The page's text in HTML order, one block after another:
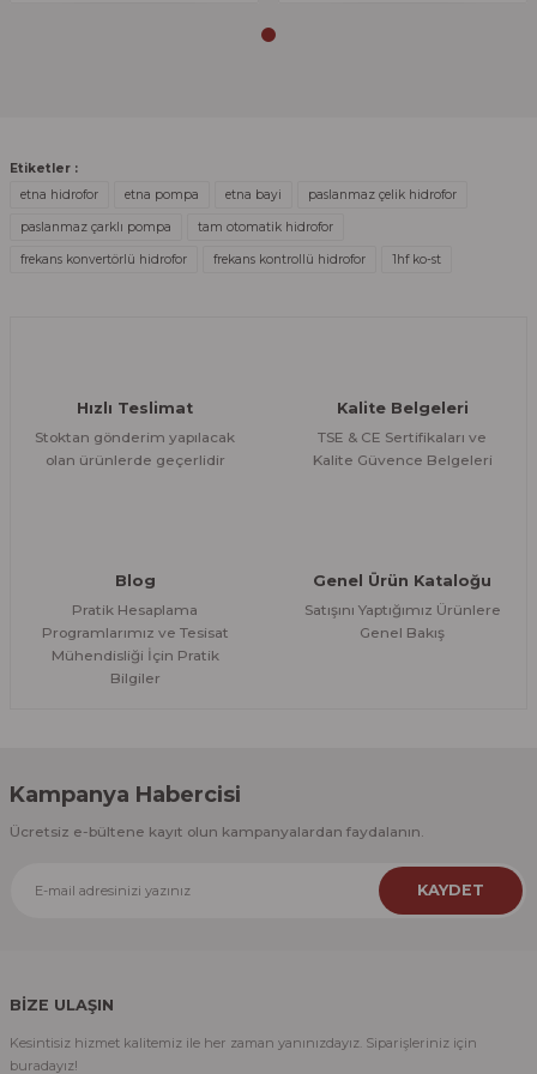
Etiketler :
etna hidrofor
etna pompa etna bayi paslanmaz çelik hidrofor
paslanmaz çarklı pompa tam otomatik hidrofor
frekans konvertörlü hidrofor frekans kontrollü hidrofor 1hf ko-st
Hızlı Teslimat
Stoktan gönderim yapılacak
olan ürünlerde geçerlidir
Kalite Belgeleri
TSE & CE Sertifikaları ve
Kalite Güvence Belgeleri
Blog
Pratik Hesaplama
Programlarımız ve Tesisat
Mühendisliği İçin Pratik
Bilgiler
Genel Ürün Kataloğu
Satışını Yaptığımız Ürünlere
Genel Bakış
Kampanya Habercisi
Ücretsiz e-bültene kayıt olun kampanyalardan faydalanın.
KAYDET
BİZE ULAŞIN
Kesintisiz hizmet kalitemiz ile her zaman yanınızdayız. Siparişleriniz için
buradayız!